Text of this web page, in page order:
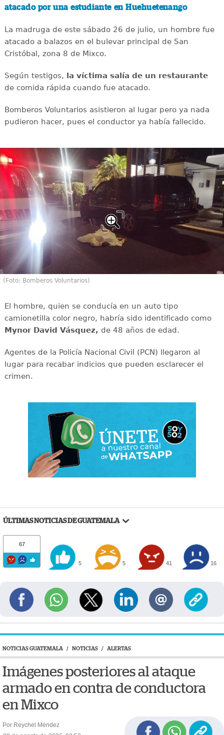
atacado por una estudiante en Huehuetenango
La madruga de este sábado 26 de julio, un hombre fue
atacado a balazos en el bulevar principal de San
Cristóbal, zona 8 de Mixco.
Según testigos, la víctima salía de un restaurante
de comida rápida cuando fue atacado.
Bomberos Voluntarios asistieron al lugar pero ya nada
pudieron hacer, pues el conductor ya había fallecido.
(Foto: Bomberos Voluntarios)
El hombre, quien se conducía en un auto tipo
camionetilla color negro, habría sido identificado como
Mynor David Vásquez, de 48 años de edad.
Agentes de la Policía Nacional Civil (PCN) llegaron al
lugar para recabar indicios que pueden esclarecer el
crimen.
ÚLTIMAS NOTICIAS DE GUATEMALA
67
5 5 41 16
NOTICIAS GUATEMALA / NOTICIAS / ALERTAS
Imágenes posteriores al ataque
armado en contra de conductora
en Mixco
Por Reychel Méndez